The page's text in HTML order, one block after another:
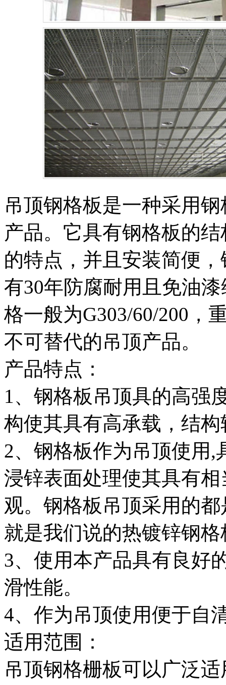
吊顶钢格板是一种采用
产品。它具有钢格板的
的特点，并且安装简便
有30年防腐耐用且免油
格一般为G303/60/200，
不可替代的吊顶产品。
产品特点：
1、钢格板吊顶具的高强
构使其具有高承载，结
2、钢格板作为吊顶使用
浸锌表面处理使其具有
观。钢格板吊顶采用的
就是我们说的热镀锌钢格
3、使用本产品具有良好
滑性能。
4、作为吊顶使用便于自
适用范围：
吊顶钢格栅板可以广泛